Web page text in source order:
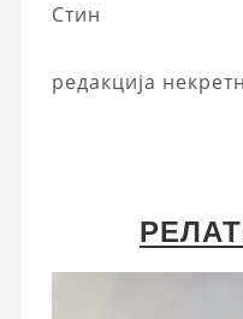
Стин
редакција